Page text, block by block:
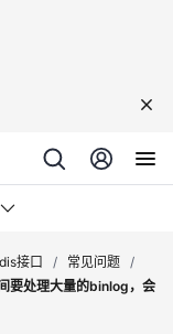
接口 / 常见问题 /
要处理大量的binlog，会